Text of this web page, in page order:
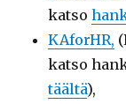
katso
KAforHR,
katso
täältä),